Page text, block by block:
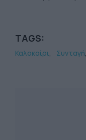
TAGS:
Καλοκαίρι Συνταγή